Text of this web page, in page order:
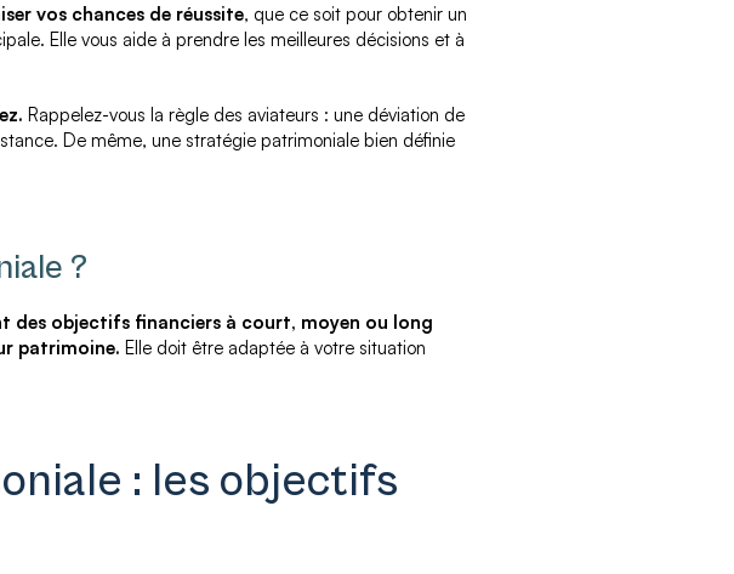
vos chances de réussite, que ce soit pour obtenir un
Elle vous aide à prendre les meilleures décisions et à
Rappelez-vous la règle des aviateurs : une déviation de
De même, une stratégie patrimoniale bien définie
?
des objectifs financiers à court, moyen ou long
patrimoine. Elle doit être adaptée à votre situation
: les objectifs